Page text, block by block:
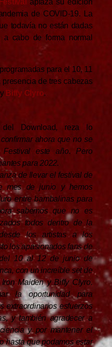
aplaza su edición
de COVID-19. La
todavía no están dadas
a cabo de forma normal
para el 10, 11
de tres cabezas
y Biffy Clyro.
del Download, reza lo
ahora que no se
este año. Pero
para 2022.
de llevar el festival de
mes de junio y hemos
entre bambalinas para
sabemos que no es
todos dentro de la
los artistas a los
los apasionados fans de
del 10 al 12 de junio de
con un increíble set de
Maiden y Biffy Clyro.
la oportunidad para
extraordinarios esfuerzos
y también agradecer a
y por mantener el
hasta que podamos estar